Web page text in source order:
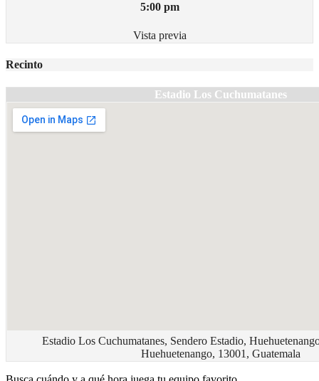
5:00 pm
Vista previa
Recinto
Estadio Los Cuchumatanes
Estadio Los Cuchumatanes, Sendero Estadio,
Huehuetenango, 13001, Guatemala